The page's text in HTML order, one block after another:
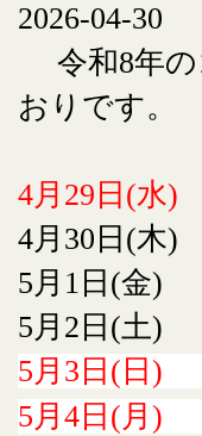
2026-04-30
令和8年の
おりです。
4月29日(水
4月30日(木)
5月1日(金)
5月2日(土)
5月3日(日)
5月4日(月)